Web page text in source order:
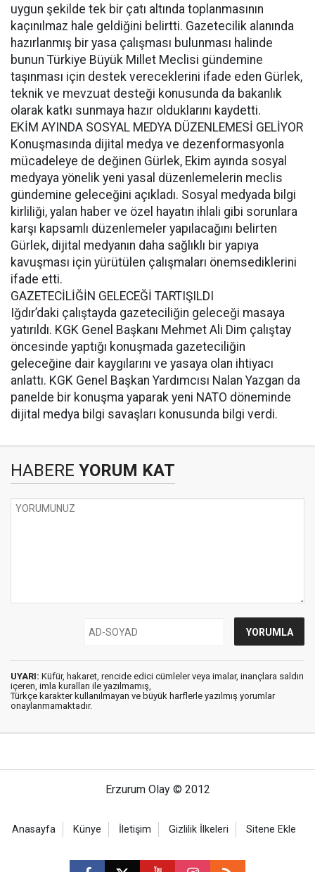
uygun şekilde tek bir çatı altında toplanmasının
kaçınılmaz hale geldiğini belirtti. Gazetecilik alanında
hazırlanmış bir yasa çalışması bulunması halinde
bunun Türkiye Büyük Millet Meclisi gündemine
taşınması için destek vereceklerini ifade eden Gürlek,
teknik ve mevzuat desteği konusunda da bakanlık
olarak katkı sunmaya hazır olduklarını kaydetti.
EKİM AYINDA SOSYAL MEDYA DÜZENLEMESİ GELİYOR
Konuşmasında dijital medya ve dezenformasyonla
mücadeleye de değinen Gürlek, Ekim ayında sosyal
medyaya yönelik yeni yasal düzenlemelerin meclis
gündemine geleceğini açıkladı. Sosyal medyada bilgi
kirliliği, yalan haber ve özel hayatın ihlali gibi sorunlara
karşı kapsamlı düzenlemeler yapılacağını belirten
Gürlek, dijital medyanın daha sağlıklı bir yapıya
kavuşması için yürütülen çalışmaları önemsediklerini
ifade etti.
GAZETECİLİĞİN GELECEĞİ TARTIŞILDI
Iğdır’daki çalıştayda gazeteciliğin geleceği masaya
yatırıldı. KGK Genel Başkanı Mehmet Ali Dim çalıştay
öncesinde yaptığı konuşmada gazeteciliğin
geleceğine dair kaygılarını ve yasaya olan ihtiyacı
anlattı. KGK Genel Başkan Yardımcısı Nalan Yazgan da
panelde bir konuşma yaparak yeni NATO döneminde
dijital medya bilgi savaşları konusunda bilgi verdi.
HABERE YORUM KAT
UYARI: Küfür, hakaret, rencide edici cümleler veya imalar, inançlara saldırı
içeren, imla kuralları ile yazılmamış,
Türkçe karakter kullanılmayan ve büyük harflerle yazılmış yorumlar
onaylanmamaktadır.
Erzurum Olay © 2012
Anasayfa Künye İletişim Gizlilik İlkeleri Sitene Ekle